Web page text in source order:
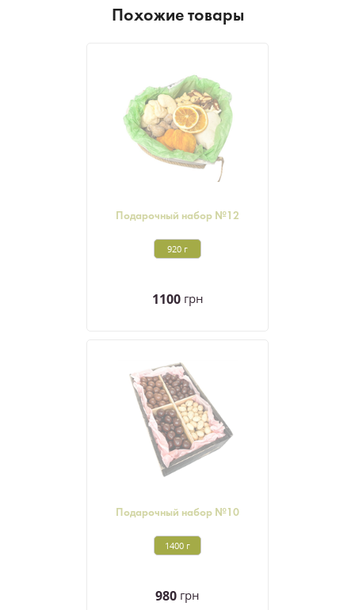
Похожие товары
Подарочный набор №12
920 г
1100 грн
Подарочный набор №10
1400 г
980 грн